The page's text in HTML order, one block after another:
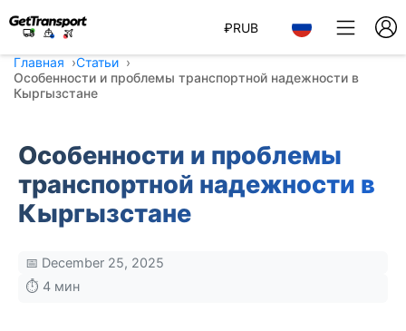
₽RUB
Главная
Статьи
Особенности и проблемы транспортной надежности в
Кыргызстане
Особенности и проблемы
транспортной надежности в
Кыргызстане
📅 December 25, 2025
⏱️ 4 мин